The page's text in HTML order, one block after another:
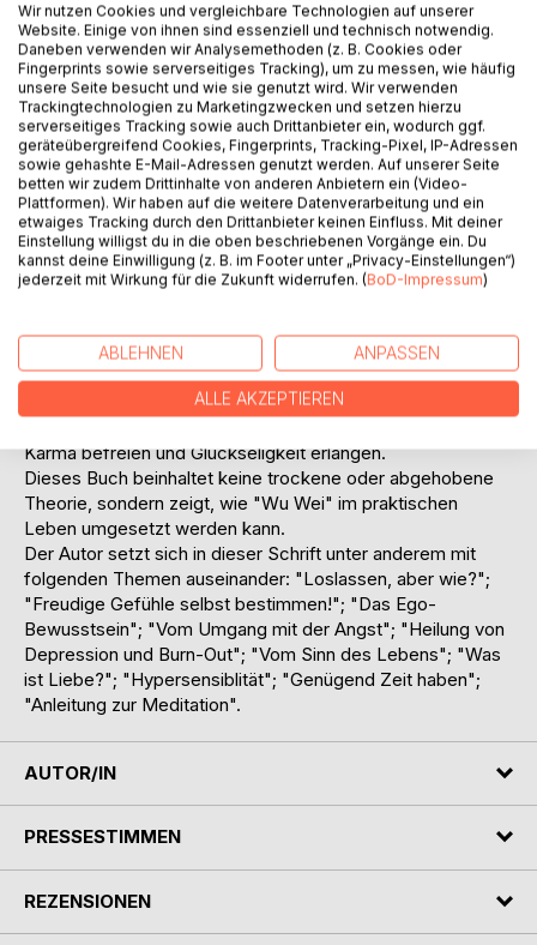
BESCHREIBUNG
Die „Wu Wei – Philosophie“ geht auf uralte chinesische
Weisheit zurück.
Die Basis dieser Philosophie ist die Überzeugung, dass
alles Sein eine Einheit bildet. Diese Einheit, in der
altchinesischen Weisheitslehre als „Dao“ bezeichnet, ist
von einer unvorstellbaren Intelligenz durchdrungen.
Der Mensch ist allerdings fähig, aus dieser Einheit
auszubrechen. Dadurch bewirkt er sein Schicksal.
"Wu Wei" bedeutet „Handeln durch Nicht-Handeln“. Durch
derartiges Geschehen-Lassen in Harmonie mit dem
Karma befreien und Glückseligkeit erlangen.
Dieses Buch beinhaltet keine trockene oder abgehobene
Theorie, sondern zeigt, wie "Wu Wei" im praktischen
Leben umgesetzt werden kann.
Der Autor setzt sich in dieser Schrift unter anderem mit
folgenden Themen auseinander: "Loslassen, aber wie?";
"Freudige Gefühle selbst bestimmen!"; "Das Ego-
Bewusstsein"; "Vom Umgang mit der Angst"; "Heilung von
Depression und Burn-Out"; "Vom Sinn des Lebens"; "Was
ist Liebe?"; "Hypersensiblität"; "Genügend Zeit haben";
"Anleitung zur Meditation".
AUTOR/IN
PRESSESTIMMEN
REZENSIONEN
Wir nutzen Cookies und vergleichbare Technologien auf unserer
Website. Einige von ihnen sind essenziell und technisch notwendig.
Daneben verwenden wir Analysemethoden (z. B. Cookies oder
Fingerprints sowie serverseitiges Tracking), um zu messen, wie häufig
unsere Seite besucht und wie sie genutzt wird. Wir verwenden
Trackingtechnologien zu Marketingzwecken und setzen hierzu
serverseitiges Tracking sowie auch Drittanbieter ein, wodurch ggf.
geräteübergreifend Cookies, Fingerprints, Tracking-Pixel, IP-Adressen
sowie gehashte E-Mail-Adressen genutzt werden. Auf unserer Seite
betten wir zudem Drittinhalte von anderen Anbietern ein (Video-
Plattformen). Wir haben auf die weitere Datenverarbeitung und ein
etwaiges Tracking durch den Drittanbieter keinen Einfluss. Mit deiner
Einstellung willigst du in die oben beschriebenen Vorgänge ein. Du
kannst deine Einwilligung (z. B. im Footer unter „Privacy-Einstellungen“)
jederzeit mit Wirkung für die Zukunft widerrufen. (BoD-Impressum)
ABLEHNEN ANPASSEN
ALLE AKZEPTIEREN